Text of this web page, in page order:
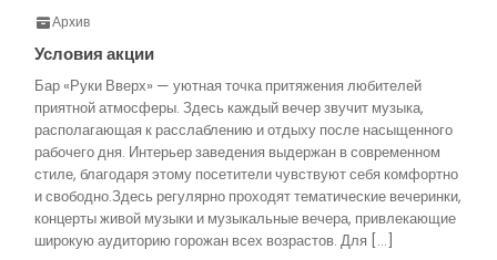
Архив
Условия акции
Бар «Руки Вверх» — уютная точка притяжения любителей
приятной атмосферы. Здесь каждый вечер звучит музыка,
располагающая к расслаблению и отдыху после насыщенного
рабочего дня. Интерьер заведения выдержан в современном
стиле, благодаря этому посетители чувствуют себя комфортно
и свободно.Здесь регулярно проходят тематические вечеринки,
концерты живой музыки и музыкальные вечера, привлекающие
широкую аудиторию горожан всех возрастов. Для […]